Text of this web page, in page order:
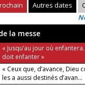
Autres dates
la messe
« Jusqu’au jour où
doit enfanter »
« Ceux que, d’avance, Dieu
les a aussi destinés d’avan...